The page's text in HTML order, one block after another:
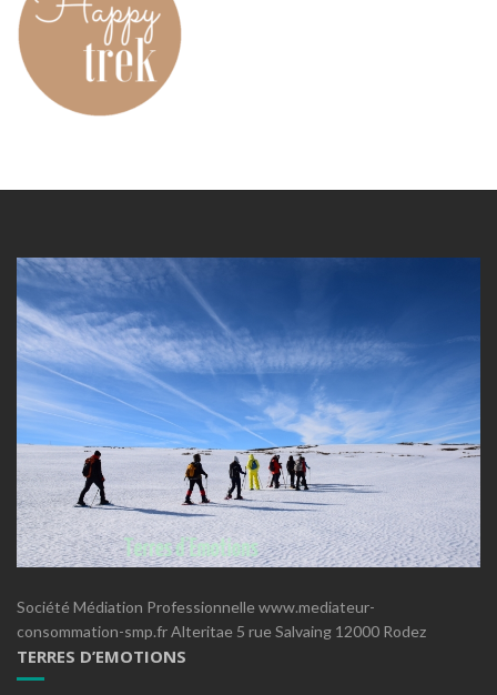
Société Médiation Professionnelle www.mediateur-
consommation-smp.fr Alteritae 5 rue Salvaing 12000 Rodez
TERRES D’EMOTIONS